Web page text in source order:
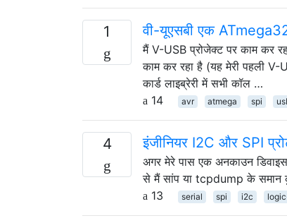
1 वी-यूएसबी एक
मैं V-USB प्रोजेक्ट पर काम कर
काम कर रहा है (यह मेरी पहली
कार्ड लाइब्रेरी में सभी कॉल …
14
avr atmega spi
4 इंजीनियर I2C और SPI
अगर मेरे पास एक अनकाउन
से मैं सांप या tcpdump के समान
13
serial spi i2c